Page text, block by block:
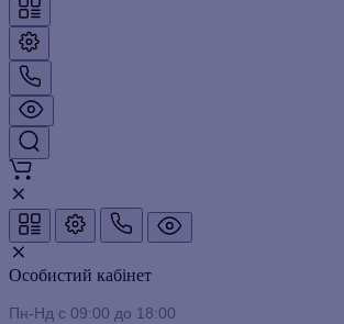
Особистий кабінет
Пн-Нд с 09:00 до 18:00